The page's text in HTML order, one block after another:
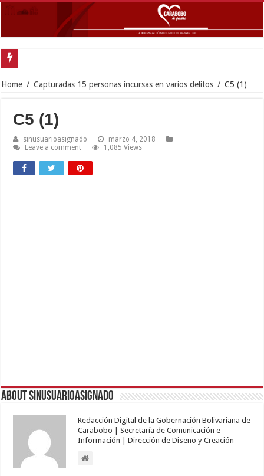
Home / Capturadas 15 personas incursas en varios delitos / C5 (1)
C5 (1)
sinusuarioasignado
marzo 4, 2018
Leave a comment
1,085 Views
About sinusuarioasignado
Redacción Digital de la Gobernación Bolivariana de
Carabobo | Secretaría de Comunicación e
Información | Dirección de Diseño y Creación